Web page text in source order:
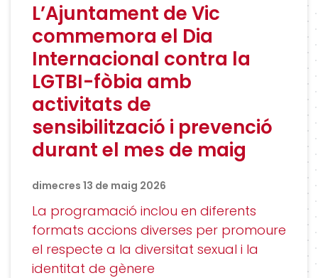
L’Ajuntament de Vic
commemora el Dia
Internacional contra la
LGTBI-fòbia amb
activitats de
sensibilització i prevenció
durant el mes de maig
dimecres 13 de maig 2026
La programació inclou en diferents
formats accions diverses per promoure
el respecte a la diversitat sexual i la
identitat de gènere